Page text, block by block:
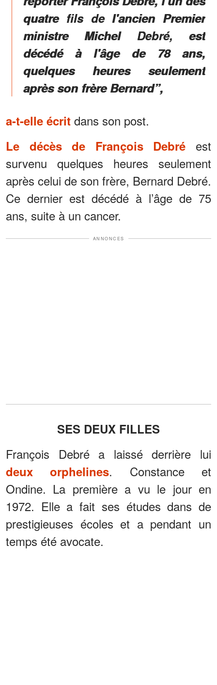
quatre fils de l'ancien Premier
ministre Michel Debré, est
décédé à l'âge de 78 ans,
quelques heures seulement
après son frère Bernard”,
a-t-elle écrit dans son post.
Le décès de François Debré est
survenu quelques heures seulement
après celui de son frère, Bernard Debré.
Ce dernier est décédé à l’âge de 75
ans, suite à un cancer.
ANNONCES
SES DEUX FILLES
François Debré a laissé derrière lui
deux orphelines. Constance et
Ondine. La première a vu le jour en
1972. Elle a fait ses études dans de
prestigieuses écoles et a pendant un
temps été avocate.